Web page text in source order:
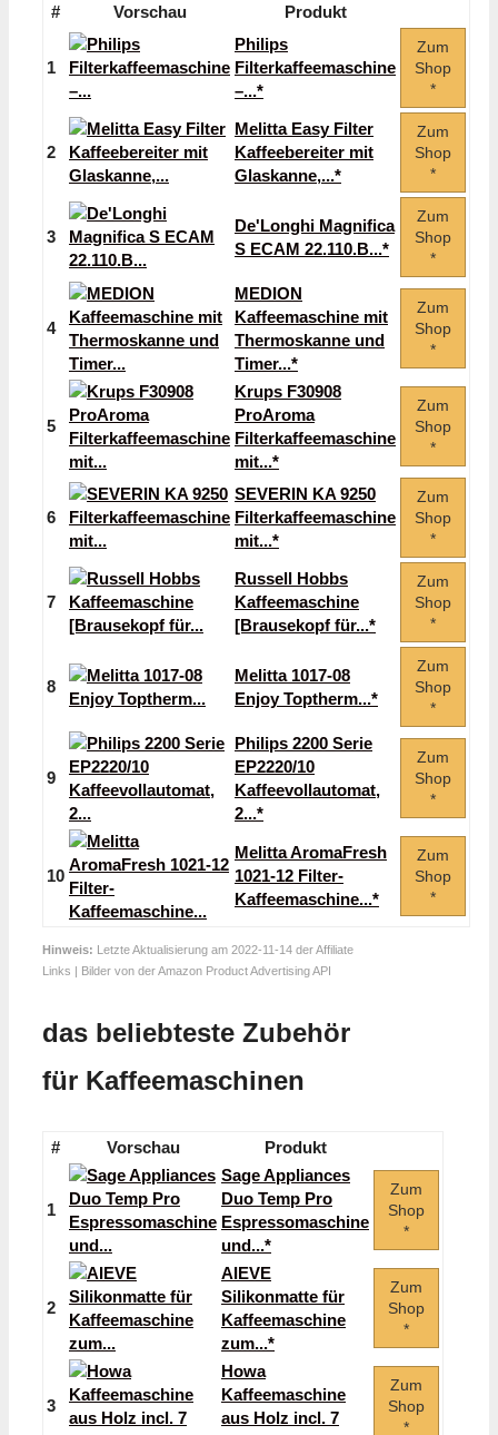
# Vorschau Produkt
1
Philips
Filterkaffeemaschine
–...*
Zum
Shop
*
2
Melitta Easy Filter
Kaffeebereiter mit
Glaskanne,...*
Zum
Shop
*
3
De'Longhi Magnifica
S ECAM 22.110.B...*
Zum
Shop
*
4
MEDION
Kaffeemaschine mit
Thermoskanne und
Timer...*
Zum
Shop
*
5
Krups F30908
ProAroma
Filterkaffeemaschine
mit...*
Zum
Shop
*
6
SEVERIN KA 9250
Filterkaffeemaschine
mit...*
Zum
Shop
*
7
Russell Hobbs
Kaffeemaschine
[Brausekopf für...*
Zum
Shop
*
8
Melitta 1017-08
Enjoy Toptherm...*
Zum
Shop
*
9
Philips 2200 Serie
EP2220/10
Kaffeevollautomat,
2...*
Zum
Shop
*
10
Melitta AromaFresh
1021-12 Filter-
Kaffeemaschine...*
Zum
Shop
*
Hinweis: Letzte Aktualisierung am 2022-11-14 der Affiliate
Links | Bilder von der Amazon Product Advertising API
das beliebteste Zubehör
für Kaffeemaschinen
# Vorschau Produkt
1
Sage Appliances
Duo Temp Pro
Espressomaschine
und...*
Zum
Shop
*
2
AIEVE
Silikonmatte für
Kaffeemaschine
zum...*
Zum
Shop
*
3
Howa
Kaffeemaschine
aus Holz incl. 7
Zum
Shop
*